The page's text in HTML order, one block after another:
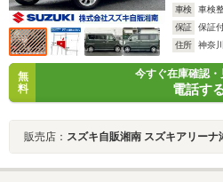
車検
車検
保証
保証
住所
神奈
無
料
今すぐ在庫確認・
電話す
販売店： スズキ自販湘南 スズキアリーナ